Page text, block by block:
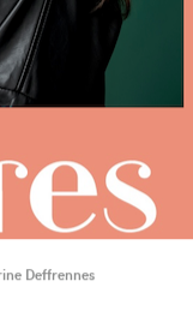
Deffrennes